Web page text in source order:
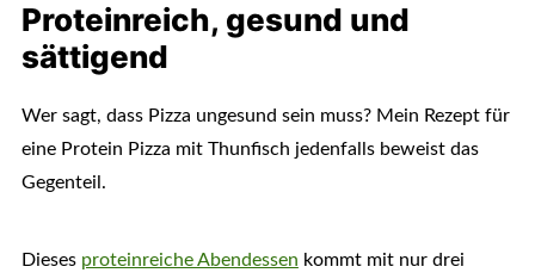
Proteinreich, gesund und
sättigend
Wer sagt, dass Pizza ungesund sein muss? Mein Rezept für
eine Protein Pizza mit Thunfisch jedenfalls beweist das
Gegenteil.
Dieses proteinreiche Abendessen kommt mit nur drei